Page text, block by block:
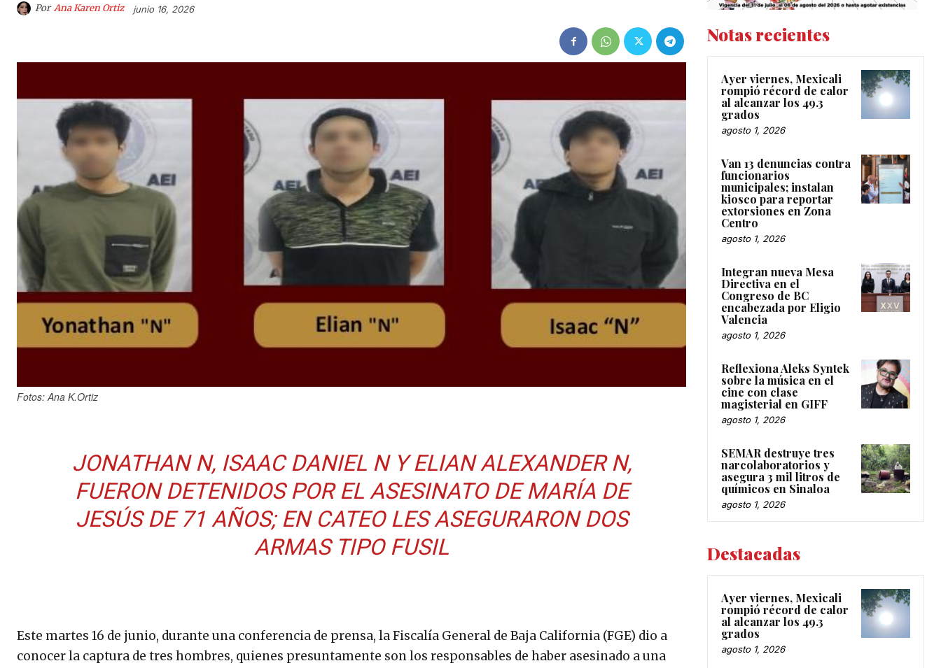
Por Ana Karen Ortiz junio 16, 2026
Fotos: Ana K.Ortiz
JONATHAN N, ISAAC DANIEL N Y ELIAN ALEXANDER N,
FUERON DETENIDOS POR EL ASESINATO DE MARÍA DE
JESÚS DE 71 AÑOS; EN CATEO LES ASEGURARON DOS
ARMAS TIPO FUSIL
Este martes 16 de junio, durante una conferencia de prensa, la Fiscalía General de Baja California (FGE) dio a
conocer la captura de tres hombres, quienes presuntamente son los responsables de haber asesinado a una
Notas recientes
Ayer viernes, Mexicali
rompió récord de calor
al alcanzar los 49.3
grados
agosto 1, 2026
Van 13 denuncias contra
funcionarios
municipales; instalan
kiosco para reportar
extorsiones en Zona
Centro
agosto 1, 2026
Integran nueva Mesa
Directiva en el
Congreso de BC
encabezada por Eligio
Valencia
agosto 1, 2026
Reflexiona Aleks Syntek
sobre la música en el
cine con clase
magisterial en GIFF
agosto 1, 2026
SEMAR destruye tres
narcolaboratorios y
asegura 3 mil litros de
químicos en Sinaloa
agosto 1, 2026
Destacadas
Ayer viernes, Mexicali
rompió récord de calor
al alcanzar los 49.3
grados
agosto 1, 2026